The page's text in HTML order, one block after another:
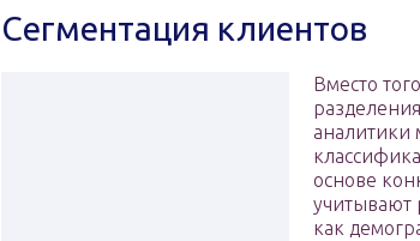
Сегментация клиентов
Вместо
аналитики
основе
учитывают
как